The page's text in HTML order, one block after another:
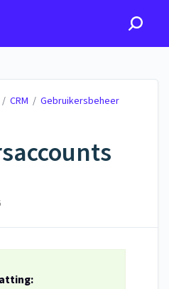
/ CRM / Gebruikersbeheer